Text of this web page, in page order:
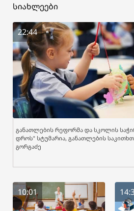
სიახლეები
22:44
განათლების რეფორმა და სკოლის
დროს" სტუმარია, განათლების
გორგაძე
10:01